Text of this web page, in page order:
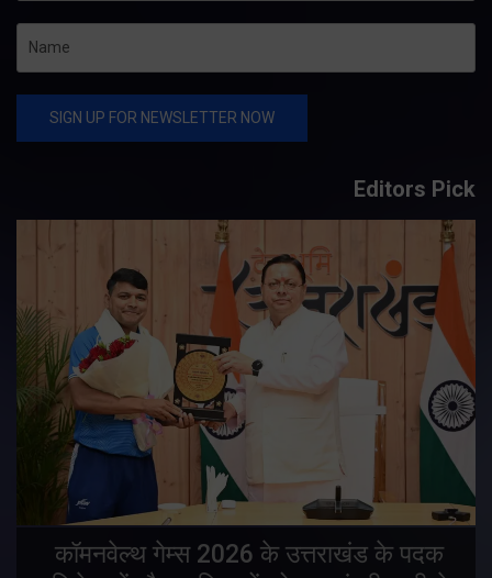
Editors Pick
कॉमनवेल्थ गेम्स 2026 के उत्तराखंड के पदक